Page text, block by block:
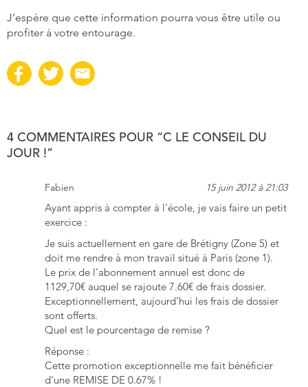
J’espère que cette information pourra vous être utile ou
profiter à votre entourage.
4 COMMENTAIRES POUR “C LE CONSEIL DU
JOUR !”
Fabien 15 juin 2012 à 21:03
Ayant appris à compter à l’école, je vais faire un petit
exercice :
Je suis actuellement en gare de Brétigny (Zone 5) et
doit me rendre à mon travail situé à Paris (zone 1).
Le prix de l’abonnement annuel est donc de
1129,70€ auquel se rajoute 7.60€ de frais dossier.
Exceptionnellement, aujourd’hui les frais de dossier
sont offerts.
Quel est le pourcentage de remise ?
Réponse :
Cette promotion exceptionnelle me fait bénéficier
d’une REMISE DE 0.67% !